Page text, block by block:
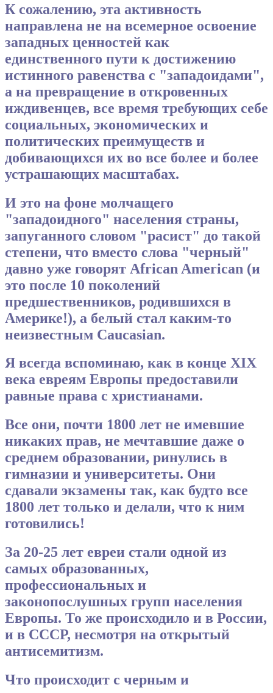
К сожалению, эта активность
направлена не на всемерное освоение
западных ценностей как
единственного пути к достижению
истинного равенства с "западоидами",
а на превращение в откровенных
иждивенцев, все время требующих себе
социальных, экономических и
политических преимуществ и
добивающихся их во все более и более
устрашающих масштабах.
И это на фоне молчащего
"западоидного" населения страны,
запуганного словом "расист" до такой
степени, что вместо слова "черный"
давно уже говорят African American (и
это после 10 поколений
предшественников, родившихся в
Америке!), а белый стал каким-то
неизвестным Caucasian.
Я всегда вспоминаю, как в конце XIX
века евреям Европы предоставили
равные права с христианами.
Все они, почти 1800 лет не имевшие
никаких прав, не мечтавшие даже о
среднем образовании, ринулись в
гимназии и университеты. Они
сдавали экзамены так, как будто все
1800 лет только и делали, что к ним
готовились!
За 20-25 лет евреи стали одной из
самых образованных,
профессиональных и
законопослушных групп населения
Европы. То же происходило и в России,
и в СССР, несмотря на открытый
антисемитизм.
Что происходит с черным и